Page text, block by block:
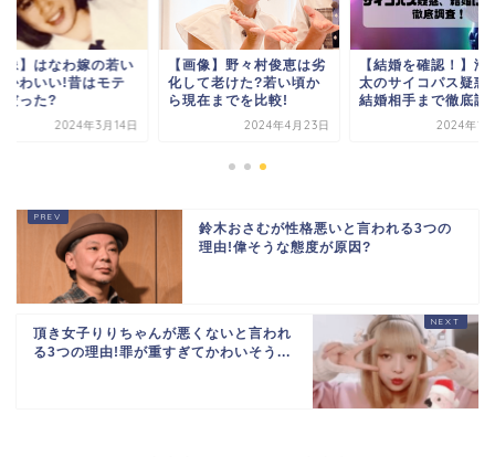
像】はなわ嫁の若い
かわいい!昔はモテ
だった?
2024年3月14日
【画像】野々村俊恵は劣
化して老けた?若い頃か
ら現在までを比較!
2024年4月23日
【結婚を確認！】海
太のサイコパス疑惑
結婚相手まで徹底調
2024年1
鈴木おさむが性格悪いと言われる3つの
理由!偉そうな態度が原因?
頂き女子りりちゃんが悪くないと言われ
る3つの理由!罪が重すぎてかわいそう...